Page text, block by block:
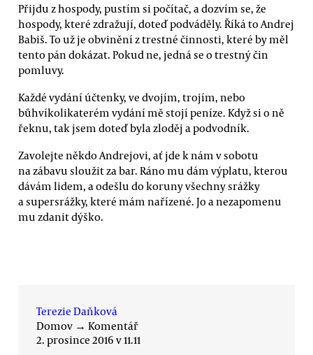
Přijdu z hospody, pustím si počítač, a dozvím se, že
hospody, které zdražují, doteď podváděly. Říká to Andrej
Babiš. To už je obvinění z trestné činnosti, které by měl
tento pán dokázat. Pokud ne, jedná se o trestný čin
pomluvy.
Každé vydání účtenky, ve dvojím, trojím, nebo
bůhvíkolikaterém vydání mě stojí peníze. Když si o ně
řeknu, tak jsem doteď byla zloděj a podvodník.
Zavolejte někdo Andrejovi, ať jde k nám v sobotu
na zábavu sloužit za bar. Ráno mu dám výplatu, kterou
dávám lidem, a odešlu do koruny všechny srážky
a supersrážky, které mám nařízené. Jo a nezapomenu
mu zdanit dýško.
Terezie Daňková
Domov → Komentář
2. prosince 2016 v 11.11